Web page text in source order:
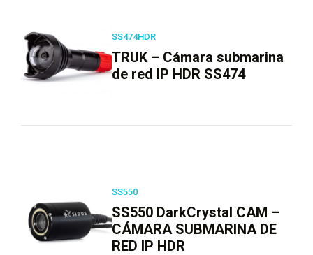
SS474HDR
TRUK – Cámara submarina
de red IP HDR SS474
SS550
SS550 DarkCrystal CAM –
CÁMARA SUBMARINA DE
RED IP HDR